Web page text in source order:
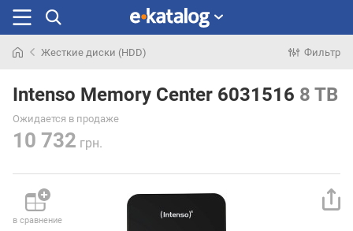
раньше
Жесткие диски (HDD) Фильтр
Intenso Memory Center 6031516 8 TB
Ожидается в продаже
10 732 грн.
в сравнение